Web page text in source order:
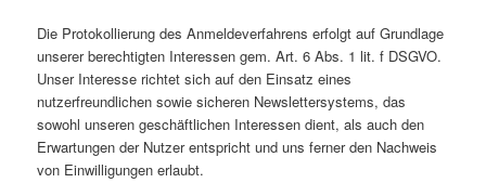
Die Protokollierung des Anmeldeverfahrens erfolgt auf Grundlage
unserer berechtigten Interessen gem. Art. 6 Abs. 1 lit. f DSGVO.
Unser Interesse richtet sich auf den Einsatz eines
nutzerfreundlichen sowie sicheren Newslettersystems, das
sowohl unseren geschäftlichen Interessen dient, als auch den
Erwartungen der Nutzer entspricht und uns ferner den Nachweis
von Einwilligungen erlaubt.